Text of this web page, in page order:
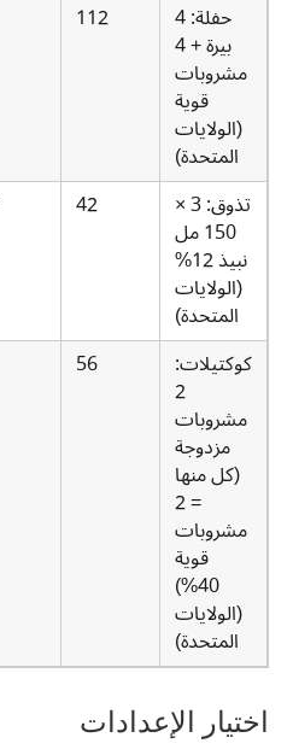
حفلة: 4
بيرة + 4
مشروبات
قوية
(الولايات
المتحدة)
112
تذوق: 3 ×
150 مل
نبيذ 12%
(الولايات
المتحدة)
42
كوكتيلات:
2
مشروبات
مزدوجة
(كل منها
= 2
مشروبات
قوية
40%)
(الولايات
المتحدة)
56
اختيار الإعدادات